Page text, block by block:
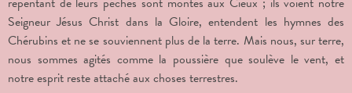
Seigneur Jésus Christ dans la Gloire, entendent les hymnes des
Chérubins et ne se souviennent plus de la terre. Mais nous, sur terre,
nous sommes agités comme la poussière que soulève le vent, et
notre esprit reste attaché aux choses terrestres.